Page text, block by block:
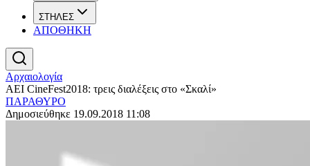
ΣΤΗΛΕΣ
ΑΠΟΘΗΚΗ
Αρχαιολογία
AEI CineFest2018: τρεις διαλέξεις στο «Σκαλί»
ΠΑΡΑΘΥΡΟ
Δημοσιεύθηκε 19.09.2018 11:08